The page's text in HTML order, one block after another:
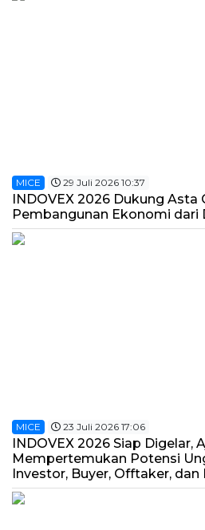
MICE 29 Juli 2026 10:37
INDOVEX 2026 Dukung Asta
Pembangunan Ekonomi dari
MICE 23 Juli 2026 17:06
INDOVEX 2026 Siap Digelar,
Mempertemukan Potensi
Investor, Buyer, Offtaker, dan